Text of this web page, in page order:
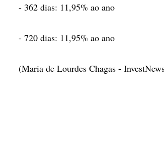
- 362 dias: 11,95% ao ano
- 720 dias: 11,95% ao ano
(Maria de Lourdes Chagas -